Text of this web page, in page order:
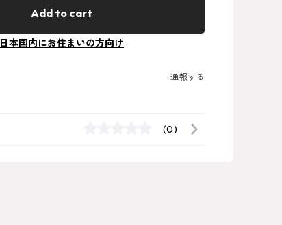
Add to cart
日本国内にお住まいの方向け
通報する
(0)